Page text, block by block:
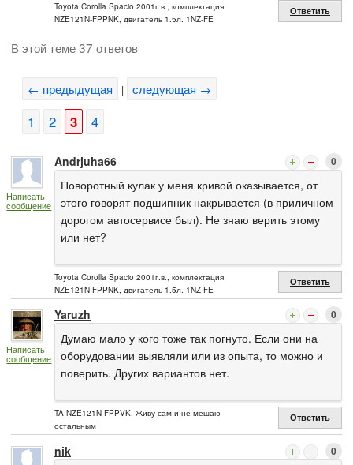
Toyota Corolla Spacio 2001г.в., комплектация
NZE121N-FPPNK, двигатель 1.5л. 1NZ-FE
Ответить
В этой теме 37 ответов
← предыдущая | следующая →
1 2 3 4
Написать
сообщение
Andrjuha66 0
Поворотный кулак у меня кривой оказывается, от
этого говорят подшипник накрывается (в приличном
дорогом автосервисе был). Не знаю верить этому
или нет?
Toyota Corolla Spacio 2001г.в., комплектация
NZE121N-FPPNK, двигатель 1.5л. 1NZ-FE
Ответить
Написать
сообщение
Yaruzh 0
Думаю мало у кого тоже так погнуто. Если они на
оборудовании выявляли или из опыта, то можно и
поверить. Других вариантов нет.
TA-NZE121N-FPPVK. Живу сам и не мешаю
остальным
Ответить
nik 0